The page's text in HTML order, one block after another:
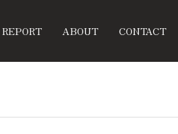
REPORT ABOUT CONTACT